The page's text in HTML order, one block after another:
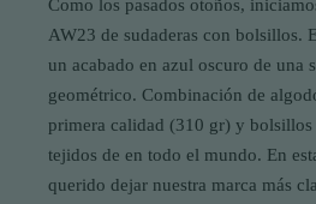
Como los pasados otoños,
AW23 de sudaderas con bolsillos.
un acabado en azul oscuro de una
geométrico. Combinación de
primera calidad (310 gr) y
tejidos de en todo el mundo. En
querido dejar nuestra marca más